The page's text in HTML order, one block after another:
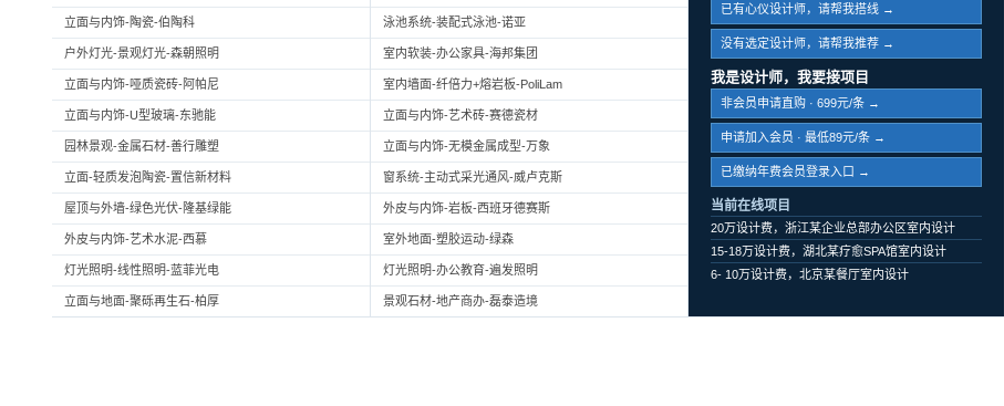
立面与内饰-陶瓷-伯陶科 泳池系统-装配式泳池-诺亚
户外灯光-景观灯光-森朝照明 室内软装-办公家具-海邦集团
立面与内饰-哑质瓷砖-阿帕尼 室内墙面-纤倍力+熔岩板-PoliLam
立面与内饰-U型玻璃-东驰能 立面与内饰-艺术砖-赛德瓷材
园林景观-金属石材-善行雕塑 立面与内饰-无模金属成型-万象
立面-轻质发泡陶瓷-置信新材料 窗系统-主动式采光通风-威卢克斯
屋顶与外墙-绿色光伏-隆基绿能 外皮与内饰-岩板-西班牙德赛斯
外皮与内饰-艺术水泥-西慕 室外地面-塑胶运动-绿森
灯光照明-线性照明-蓝菲光电 灯光照明-办公教育-遍发照明
立面与地面-聚砾再生石-柏厚 景观石材-地产商办-磊泰造境
已有心仪设计师，请帮我搭线 →
没有选定设计师，请帮我推荐 →
我是设计师，我要接项目
非会员申请直购 · 699元/条 →
申请加入会员 · 最低89元/条 →
已缴纳年费会员登录入口 →
当前在线项目
20万设计费，浙江某企业总部办公区室内设计
15-18万设计费，湖北某疗愈SPA馆室内设计
6- 10万设计费，北京某餐厅室内设计